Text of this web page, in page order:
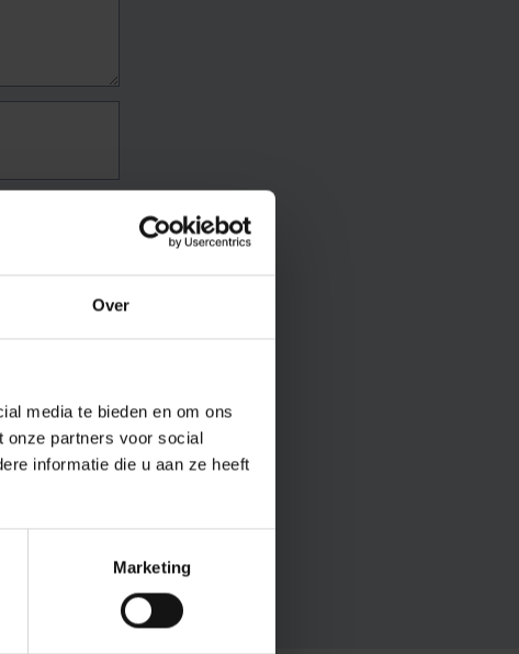
Over
media te bieden en om ons
onze partners voor social
informatie die u aan ze heeft
Marketing